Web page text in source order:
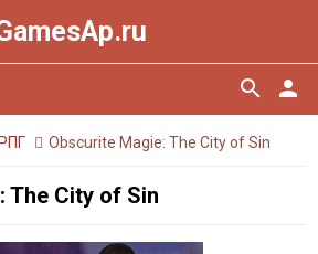
person
search
РПГ Obscurite Magie: The City of Sin
The City of Sin